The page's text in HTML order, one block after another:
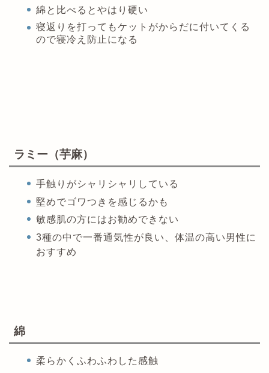
綿と比べるとやはり硬い
寝返りを打ってもケットがからだに付いてくる
ので寝冷え防止になる
ラミー（芋麻）
手触りがシャリシャリしている
堅めでゴワつきを感じるかも
敏感肌の方にはお勧めできない
3種の中で一番通気性が良い、体温の高い男性に
おすすめ
綿
柔らかくふわふわした感触